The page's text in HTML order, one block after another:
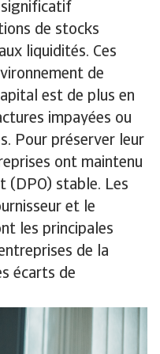
significatif
de stocks
liquidités. Ces
de
est de plus en
impayées ou
Pour préserver leur
ont maintenu
(DPO) stable. Les
et le
les principales
de la
écarts de